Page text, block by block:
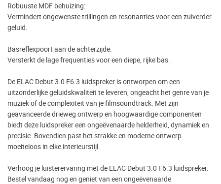
Robuuste MDF behuizing:
Vermindert ongewenste trillingen en resonanties voor een zuiverder
geluid.
Basreflexpoort aan de achterzijde:
Versterkt de lage frequenties voor een diepe, rijke bas.
De ELAC Debut 3.0 F6.3 luidspreker is ontworpen om een
uitzonderlijke geluidskwaliteit te leveren, ongeacht het genre van je
muziek of de complexiteit van je filmsoundtrack. Met zijn
geavanceerde drieweg ontwerp en hoogwaardige componenten
biedt deze luidspreker een ongeëvenaarde helderheid, dynamiek en
precisie. Bovendien past het strakke en moderne ontwerp
moeiteloos in elke interieurstijl.
Verhoog je luisterervaring met de ELAC Debut 3.0 F6.3 luidspreker.
Bestel vandaag nog en geniet van een ongeëvenaarde